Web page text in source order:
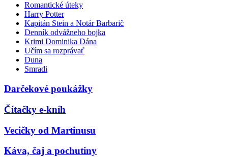
Romantické úteky
Harry Potter
Kapitán Stein a Notár Barbarič
Denník odvážneho bojka
Krimi Dominika Dána
Učím sa rozprávať
Duna
Smradi
Darčekové poukážky
Čítačky e-kníh
Vecičky od Martinusu
Káva, čaj a pochutiny